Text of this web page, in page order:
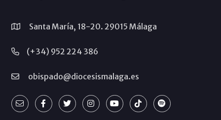
Santa María, 18-20. 29015 Málaga
(+34) 952 224 386
obispado@diocesismalaga.es